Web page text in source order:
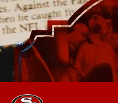
Skip
to
main
content